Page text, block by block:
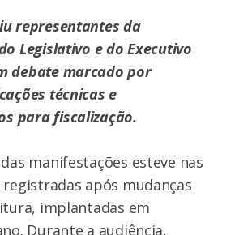
representantes da
Legislativo e do Executivo
debate marcado por
técnicas e
para fiscalização.
manifestações esteve nas
após mudanças
implantadas em
Durante a audiência,